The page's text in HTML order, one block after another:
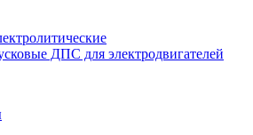
ДПС для электродвигателей